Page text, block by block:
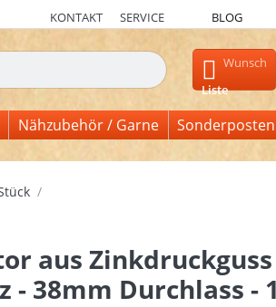
KONTAKT SERVICE BLOG
erscheinen automatisch erste
Wunsch
Liste
Nähzubehör / Garne Sonderposten
aus Zinkdruckguss
- 38mm Durchlass -